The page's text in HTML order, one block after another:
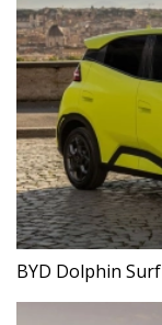
BYD Dolphin Surf